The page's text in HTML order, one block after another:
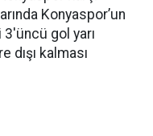
Konyaspor’un
gol yarı
kalması